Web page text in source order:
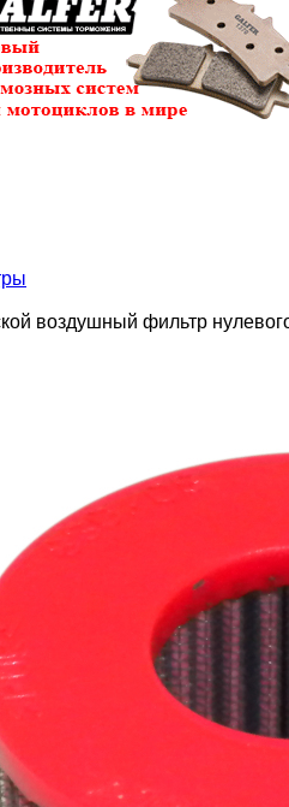
воздушный фильтр